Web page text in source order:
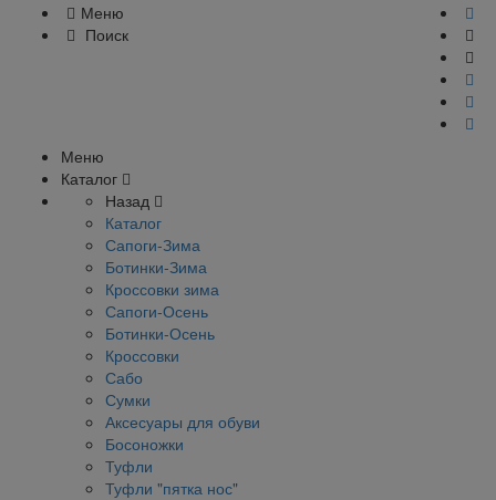
Меню
Поиск
Меню
Каталог
Назад
Каталог
Сапоги-Зима
Ботинки-Зима
Кроссовки зима
Сапоги-Осень
Ботинки-Осень
Кроссовки
Сабо
Сумки
Аксесуары для обуви
Босоножки
Туфли
Туфли "пятка нос"